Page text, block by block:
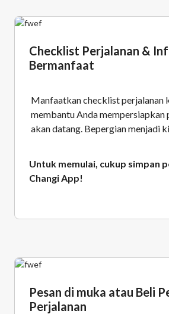
Checklist Perjalanan &
Bermanfaat
Manfaatkan checklist perjalanan
membantu Anda mempersiapkan
akan datang. Bepergian menjadi
Untuk memulai, cukup simpan
Changi App!
Pesan di muka atau Beli
Perjalanan